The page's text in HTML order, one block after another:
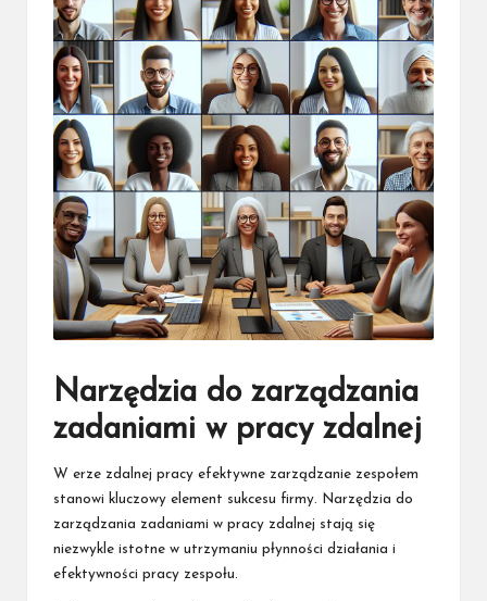
Narzędzia do zarządzania
zadaniami w pracy zdalnej
W erze zdalnej pracy efektywne zarządzanie zespołem
stanowi kluczowy element sukcesu firmy. Narzędzia do
zarządzania zadaniami w pracy zdalnej stają się
niezwykle istotne w utrzymaniu płynności działania i
efektywności pracy zespołu.